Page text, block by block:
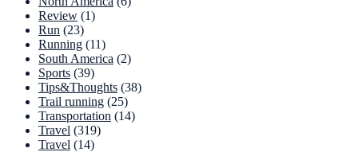
Review (1)
Run (23)
Running (11)
South America (2)
Sports (39)
Tips&Thoughts (38)
Trail running (25)
Transportation (14)
Travel (319)
Travel (14)